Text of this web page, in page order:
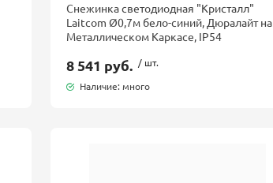
Снежинка светодиодная "Кристалл"
Laitcom Ø0,7м бело-синий, Дюралайт на
Металлическом Каркасе, IP54
8 541 руб. / шт.
Наличие: много